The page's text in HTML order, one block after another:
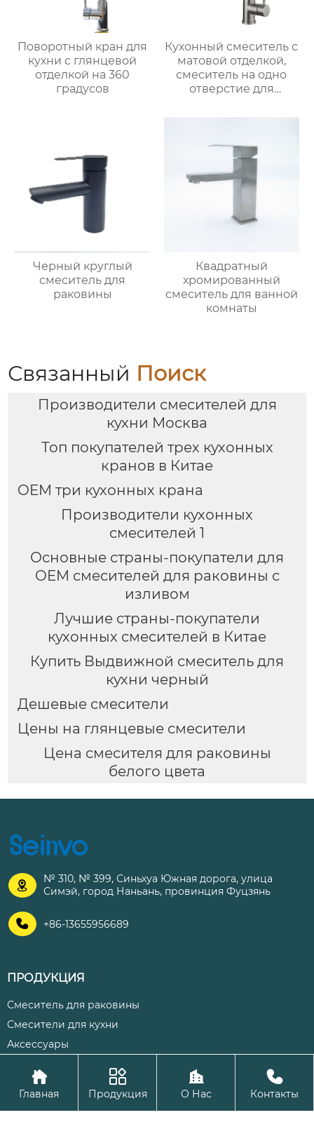
Поворотный кран для
кухни с глянцевой
отделкой на 360
градусов
Кухонный смеситель с
матовой отделкой,
смеситель на одно
отверстие для
Черный круглый
смеситель для
раковины
Квадратный
хромированный
смеситель для ванной
комнаты
Связанный Поиск
Производители смесителей для
кухни Москва
Топ покупателей трех кухонных
кранов в Китае
OEM три кухонных крана
Производители кухонных
смесителей 1
Основные страны-покупатели для
OEM смесителей для раковины с
изливом
Лучшие страны-покупатели
кухонных смесителей в Китае
Купить Выдвижной смеситель для
кухни черный
Дешевые смесители
Цены на глянцевые смесители
Цена смесителя для раковины
белого цвета

№ 310, № 399, Синьхуа Южная дорога, улица
Симэй, город Наньань, провинция Фуцзянь
 +86-13655956689
ПРОДУКЦИЯ
Смеситель для раковины
Смесители для кухни
Аксессуары
Авторское право©ООО Цюаньчжоу Шэнхуа Кухня и ванная
комната

Главная

Продукция

О Нас

Контакты